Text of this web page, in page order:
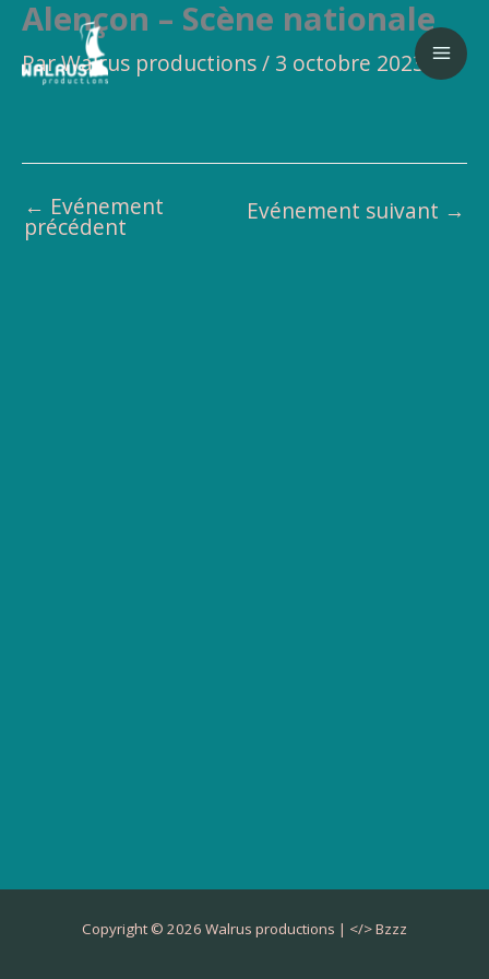
Aller
contenu
Alençon – Scène nationale
ParWalrus productions/ 3 octobre 2023
← Evénement
précédent
Evénement suivant →
Copyright © 2026 Walrus productions | </>Bzzz